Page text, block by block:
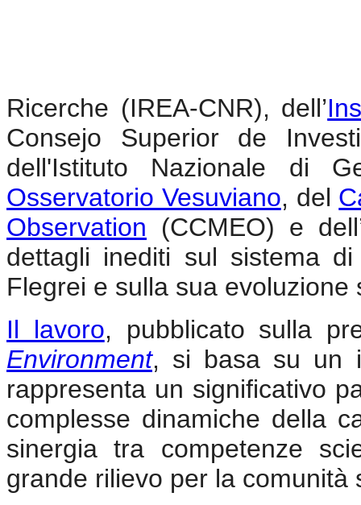
Ricerche (IREA-CNR), dell’
Consejo Superior de
dell'Istituto Nazionale di
Osservatorio Vesuviano, del
Observation (CCMEO) e
dettagli inediti sul sistema
Flegrei e sulla sua evoluzione
Il lavoro, pubblicato sulla
Environment, si basa su un
rappresenta un significativo
complesse dinamiche della
sinergia tra competenze
grande rilievo per la comunità